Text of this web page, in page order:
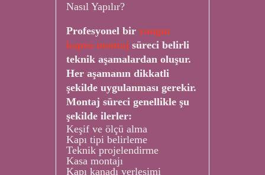
Nasıl Yapılır?
Profesyonel bir yangın
kapısı montaj süreci belirli
teknik aşamalardan oluşur.
Her aşamanın dikkatli
şekilde uygulanması gerekir.
Montaj süreci genellikle şu
şekilde ilerler:
Keşif ve ölçü alma
Kapı tipi belirleme
Teknik projelendirme
Kasa montajı
Kapı kanadı yerleşimi